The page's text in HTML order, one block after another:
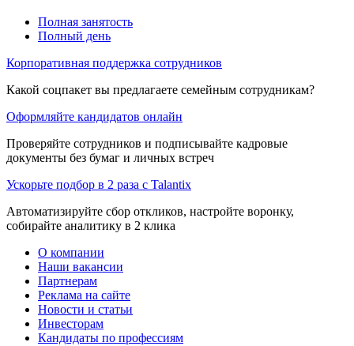
Полная занятость
Полный день
Корпоративная поддержка сотрудников
Какой соцпакет вы предлагаете семейным сотрудникам?
Оформляйте кандидатов онлайн
Проверяйте сотрудников и подписывайте кадровые
документы без бумаг и личных встреч
Ускорьте подбор в 2 раза с Talantix
Автоматизируйте сбор откликов, настройте воронку,
собирайте аналитику в 2 клика
О компании
Наши вакансии
Партнерам
Реклама на сайте
Новости и статьи
Инвесторам
Кандидаты по профессиям